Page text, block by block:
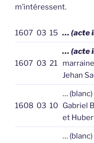
m’intéressent.
1607 03 15 … (acte
1607 03 21
… (acte
Jehan
1608 03 10
… (blanc)
Gabriel
et
…